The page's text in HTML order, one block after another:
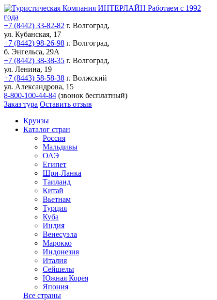
Работаем с 1992
года
+7 (8442) 33-82-82 г. Волгоград,
ул. Кубанская, 17
+7 (8442) 98-26-98 г. Волгоград,
б. Энгельса, 29А
+7 (8442) 38-38-35 г. Волгоград,
ул. Ленина, 19
+7 (8443) 58-58-38 г. Волжский
ул. Александрова, 15
8-800-100-44-84 (звонок бесплатный)
Заказ тура Оставить отзыв
Круизы
Каталог стран
Россия
Мальдивы
ОАЭ
Египет
Шри-Ланка
Таиланд
Китай
Вьетнам
Турция
Куба
Индия
Венесуэла
Марокко
Индонезия
Италия
Сейшелы
Южная Корея
Япония
Все страны